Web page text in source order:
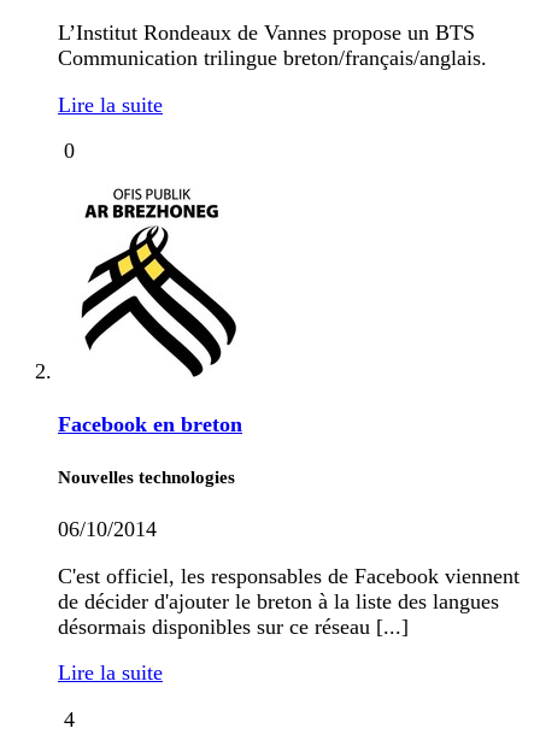
L’Institut Rondeaux de Vannes propose un BTS
Communication trilingue breton/français/anglais.
Lire la suite
0
Facebook en breton
Nouvelles technologies
06/10/2014
C'est officiel, les responsables de Facebook viennent
de décider d'ajouter le breton à la liste des langues
désormais disponibles sur ce réseau [...]
Lire la suite
4